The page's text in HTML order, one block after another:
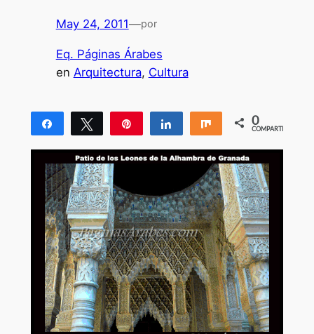
May 24, 2011—por
Eq. Páginas Árabes
en Arquitectura, Cultura
Compartir Twittear Compartir Compartir
0
COMPARTIR